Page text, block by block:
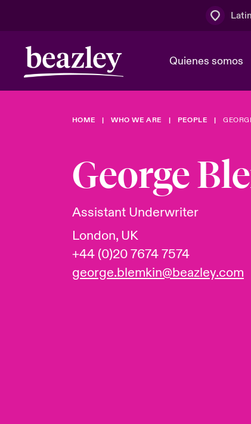
Quienes somos
Quienes somos
El
Cultura
Novedades y Eventos
Eventos
Área de clientes
HOME WHO WE ARE PEOPLE
George
Assistant Underwriter
London, UK
+44 (0)20 7674 7574
george.blemkin@beazley.com